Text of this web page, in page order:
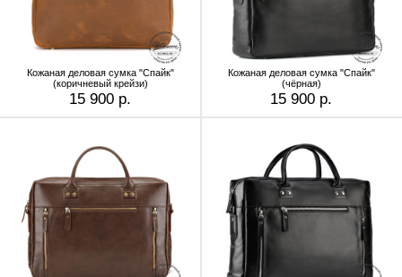
Кожаная деловая сумка "Спайк"
(коричневый крейзи)
15 900 р.
Кожаная деловая сумка "Спайк"
(чёрная)
15 900 р.